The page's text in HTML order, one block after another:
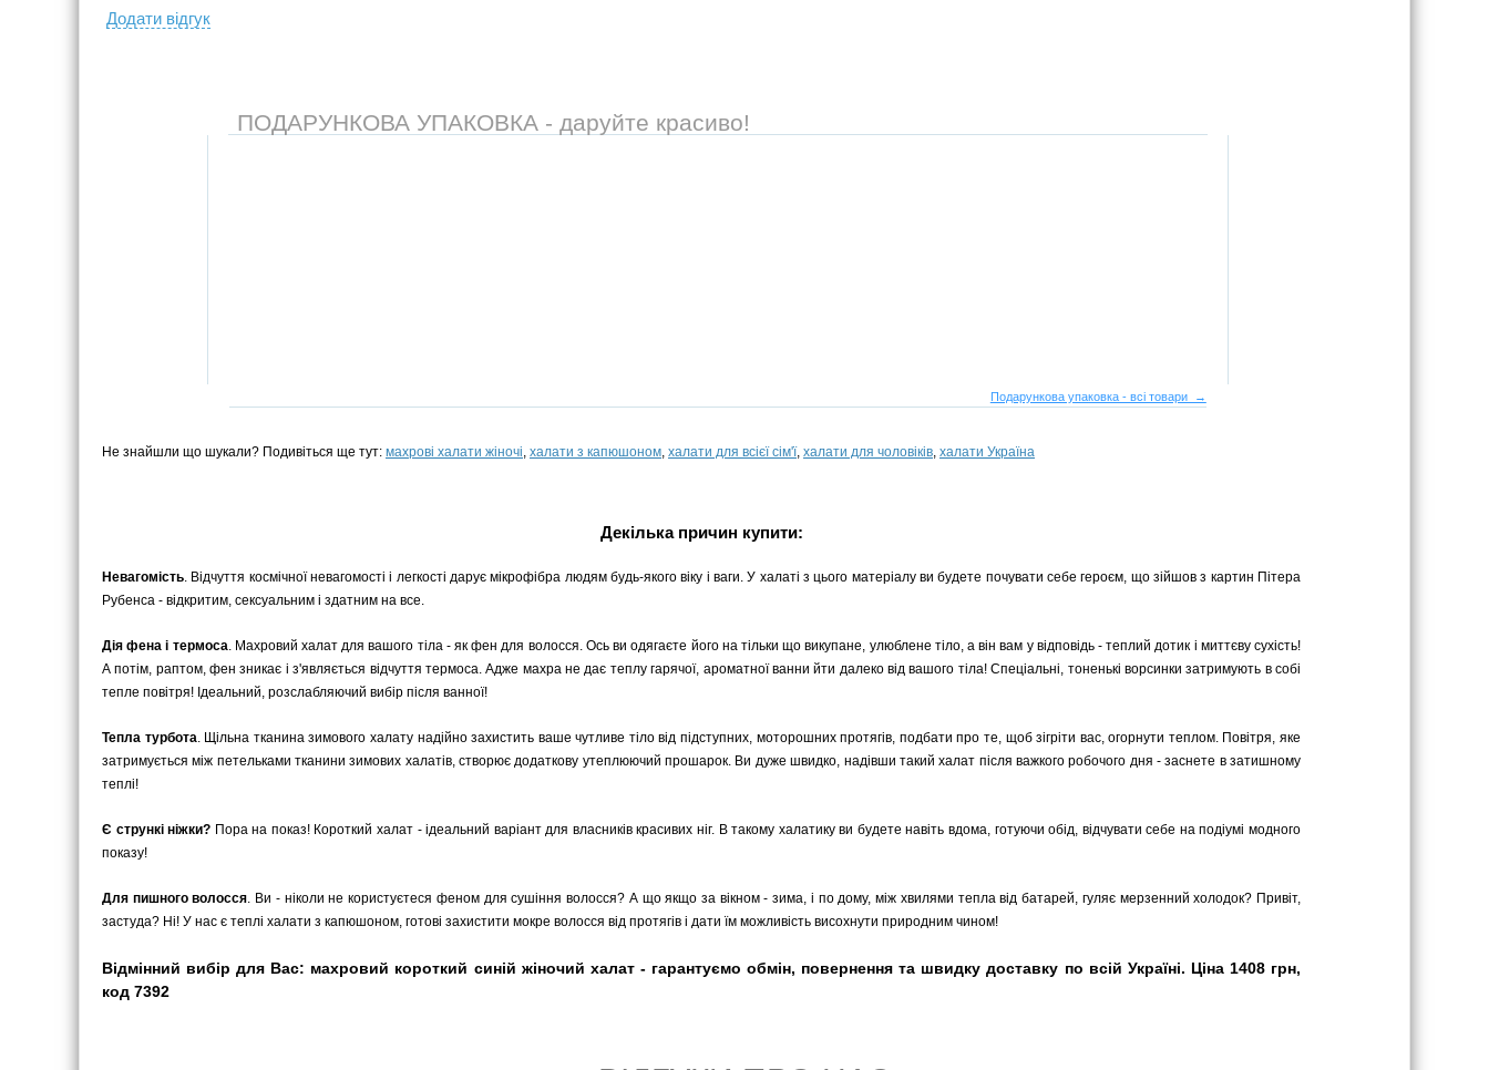
Додати вiдгук
ПОДАРУНКОВА УПАКОВКА - даруйте красиво!
Подарункова упаковка - всі товари →
Не знайшли що шукали? Подивіться ще тут: махрові халати жіночі халати з капюшоном халати для всієї сім'ї, халати для чоловіків халати Україна
Декілька причин купити:
Невагомість . Відчуття космічної невагомості і легкості дарує мікрофібра людям будь-якого віку і ваги. У халаті з цього матеріалу ви будете почувати себе героєм, що зійшов з картин Пітера
Рубенса - відкритим, сексуальним і здатним на все.
Дія фена і термоса . Махровий халат для вашого тіла - як фен для волосся. Ось ви одягаєте його на тільки що викупане, улюблене тіло, а він вам у відповідь - теплий дотик і миттєву сухість!
А потім, раптом, фен зникає і з'являється відчуття термоса. Адже махра не дає теплу гарячої, ароматної ванни йти далеко від вашого тіла! Спеціальні, тоненькі ворсинки затримують в собі
тепле повітря! Ідеальний, розслабляючий вибір після ванної!
Тепла турбота . Щільна тканина зимового халату надійно захистить ваше чутливе тіло від підступних, моторошних протягів, подбати про те, щоб зігріти вас, огорнути теплом. Повітря, яке
затримується між петельками тканини зимових халатів, створює додаткову утеплюючий прошарок. Ви дуже швидко, надівши такий халат після важкого робочого дня - заснете в затишному
теплі!
Є стрункі ніжки? Пора на показ! Короткий халат - ідеальний варіант для власників красивих ніг. В такому халатику ви будете навіть вдома, готуючи обід, відчувати себе на подіумі модного
показу!
Для пишного волосся . Ви - ніколи не користуєтеся феном для сушіння волосся? А що якщо за вікном - зима, і по дому, між хвилями тепла від батарей, гуляє мерзенний холодок? Привіт,
застуда? Ні! У нас є теплі халати з капюшоном, готові захистити мокре волосся від протягів і дати їм можливість висохнути природним чином!
Відмінний вибір для Вас: махровий короткий синій жіночий халат - гарантуємо обмін, повернення та швидку доставку по всій Україні. Ціна 1408 грн,
код 7392